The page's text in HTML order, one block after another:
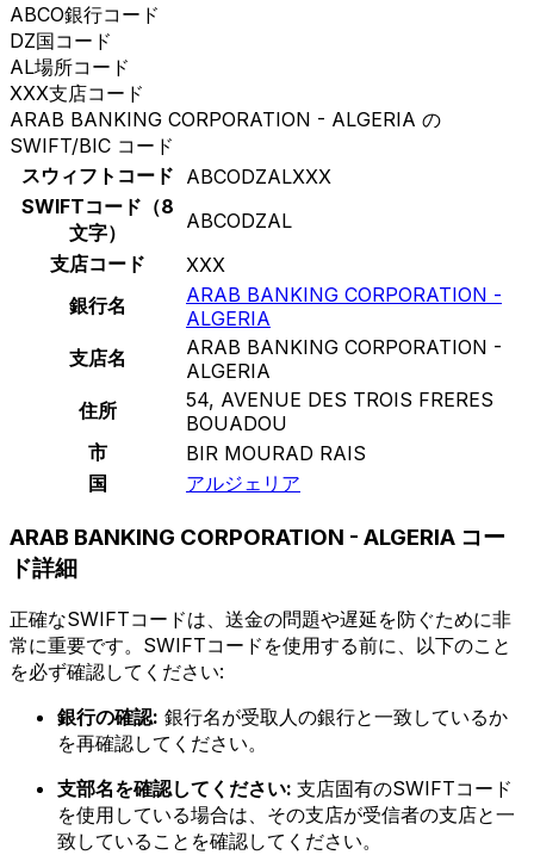
ABCO銀行コード
DZ国コード
AL場所コード
XXX支店コード
ARAB BANKING CORPORATION - ALGERIA の
SWIFT/BIC コード
スウィフトコード ABCODZALXXX
SWIFTコード（8
文字）
ABCODZAL
支店コード
XXX
銀行名
ARAB BANKING CORPORATION -
ALGERIA
支店名
ARAB BANKING CORPORATION -
ALGERIA
住所
54, AVENUE DES TROIS FRERES
BOUADOU
市
BIR MOURAD RAIS
国
アルジェリア
ARAB BANKING CORPORATION - ALGERIA コー
ド詳細
正確なSWIFTコードは、送金の問題や遅延を防ぐために非
常に重要です。SWIFTコードを使用する前に、以下のこと
を必ず確認してください:
銀行の確認: 銀行名が受取人の銀行と一致しているか
を再確認してください。
支部名を確認してください: 支店固有のSWIFTコード
を使用している場合は、その支店が受信者の支店と一
致していることを確認してください。